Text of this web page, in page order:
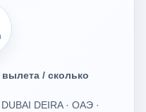
/ сколько
DEIRA · ОАЭ ·